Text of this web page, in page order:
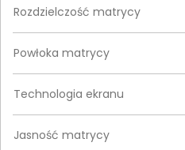
Rozdzielczość matrycy
Powłoka matrycy
Technologia ekranu
Jasność matrycy